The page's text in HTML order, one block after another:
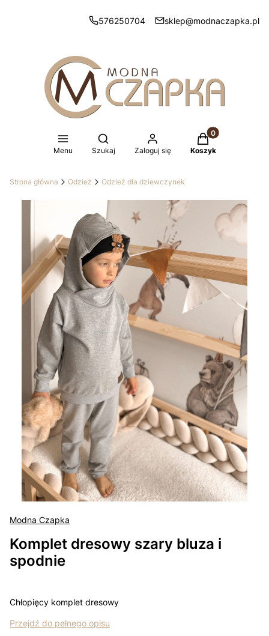
576250704 sklep@modnaczapka.pl
Menu
Otwórz wyszukiwarkę
Szukaj Zaloguj się
Produkty w
Koszyk
Strona główna Odzież Odzież dla dziewczynek
Modna Czapka
Komplet dresowy szary bluza i
spodnie
Chłopięcy komplet dresowy
Przejdź do pełnego opisu